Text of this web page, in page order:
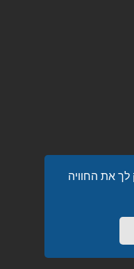
את החוויה